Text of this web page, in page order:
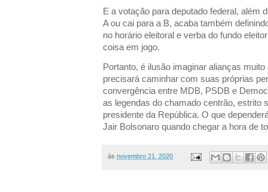
E a votação para deputado federal, além
A ou cai para a B, acaba também
no horário eleitoral e verba do fundo
coisa em jogo.
Portanto, é ilusão imaginar alianças
precisará caminhar com suas próprias
convergência entre MDB, PSDB e
as legendas do chamado centrão, estrito
presidente da República. O que
Jair Bolsonaro quando chegar a hora de
às novembro 21, 2020